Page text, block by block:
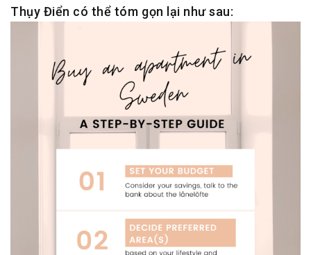
Thụy Điển có thể tóm gọn lại như sau: